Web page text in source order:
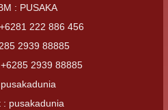
: PUSAKA
222 886 456
2939 88885
2939 88885
: pusakadunia